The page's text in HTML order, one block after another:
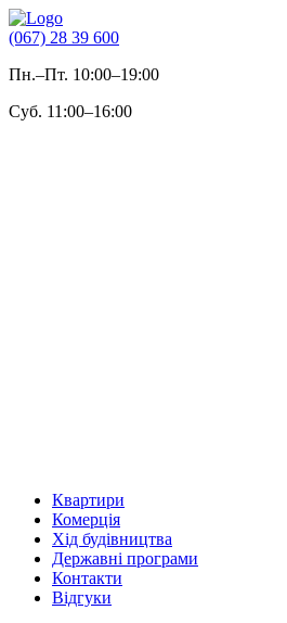
(067) 28 39 600
Пн.–Пт. 10:00–19:00
Суб. 11:00–16:00
Квартири
Комерція
Хід будівництва
Державні програми
Контакти
Відгуки